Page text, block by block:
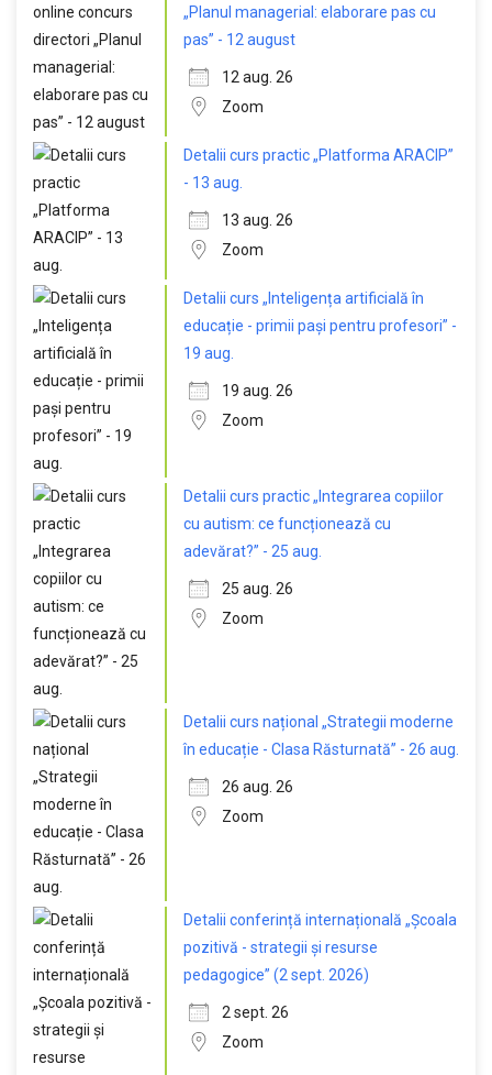
„Planul managerial: elaborare pas cu
pas” - 12 august
12 aug. 26
Zoom
Detalii curs practic „Platforma ARACIP”
- 13 aug.
13 aug. 26
Zoom
Detalii curs „Inteligența artificială în
educație - primii pași pentru profesori” -
19 aug.
19 aug. 26
Zoom
Detalii curs practic „Integrarea copiilor
cu autism: ce funcționează cu
adevărat?” - 25 aug.
25 aug. 26
Zoom
Detalii curs național „Strategii moderne
în educație - Clasa Răsturnată” - 26 aug.
26 aug. 26
Zoom
Detalii conferință internațională „Școala
pozitivă - strategii și resurse
pedagogice” (2 sept. 2026)
2 sept. 26
Zoom